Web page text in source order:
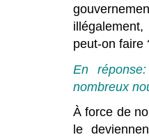
peut-on faire
En
nombreux
À force de
le